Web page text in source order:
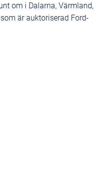
om i Dalarna, Värmland,
är auktoriserad Ford-